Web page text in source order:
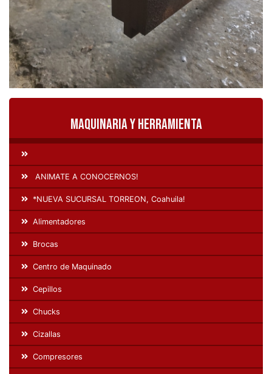
Maquinaria y Herramienta
ANIMATE A CONOCERNOS!
*NUEVA SUCURSAL TORREON, Coahuila!
Alimentadores
Brocas
Centro de Maquinado
Cepillos
Chucks
Cizallas
Compresores